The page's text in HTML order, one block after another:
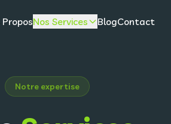
ProposNos Services BlogContact
Notre expertise